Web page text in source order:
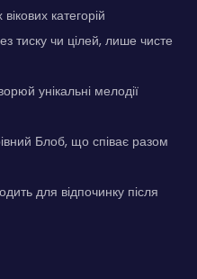
категорій
тиску чи цілей, лише чисте
унікальні мелодії
Блоб, що співає разом
для відпочинку після